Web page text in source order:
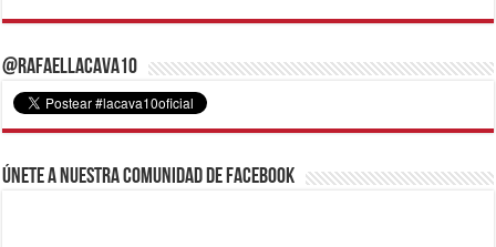
@RafaelLacava10
Únete a nuestra comunidad de Facebook